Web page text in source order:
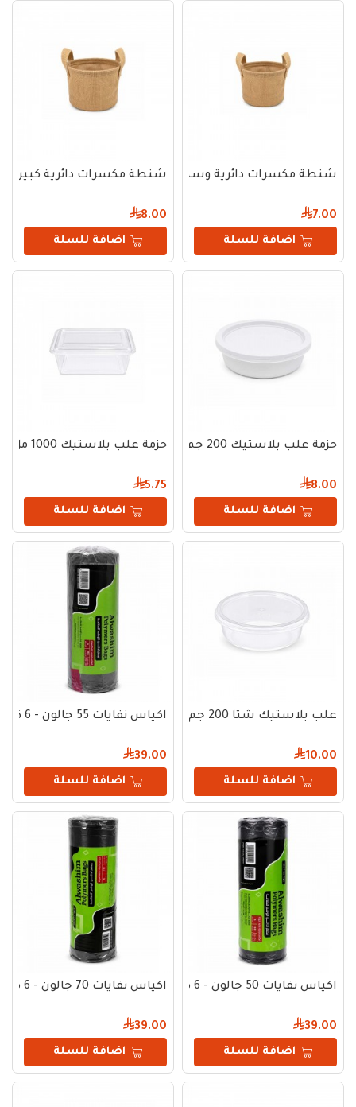
شنطة مكسرات دائرية وسط
7.00
اضافة للسلة
شنطة مكسرات دائرية كبيرة
8.00
اضافة للسلة
حزمة علب بلاستيك 200 جم ابيض - 50 حبة
8.00
اضافة للسلة
حزمة علب بلاستيك 1000 مل شفاف بغطاء
5.75
اضافة للسلة
علب بلاستيك شتا 200 جم - شفاف
10.00
اضافة للسلة
اكياس نفايات 55 جالون - 6 كجم
39.00
اضافة للسلة
اكياس نفايات 50 جالون - 6 كجم
39.00
اضافة للسلة
اكياس نفايات 70 جالون - 6 كجم
39.00
اضافة للسلة